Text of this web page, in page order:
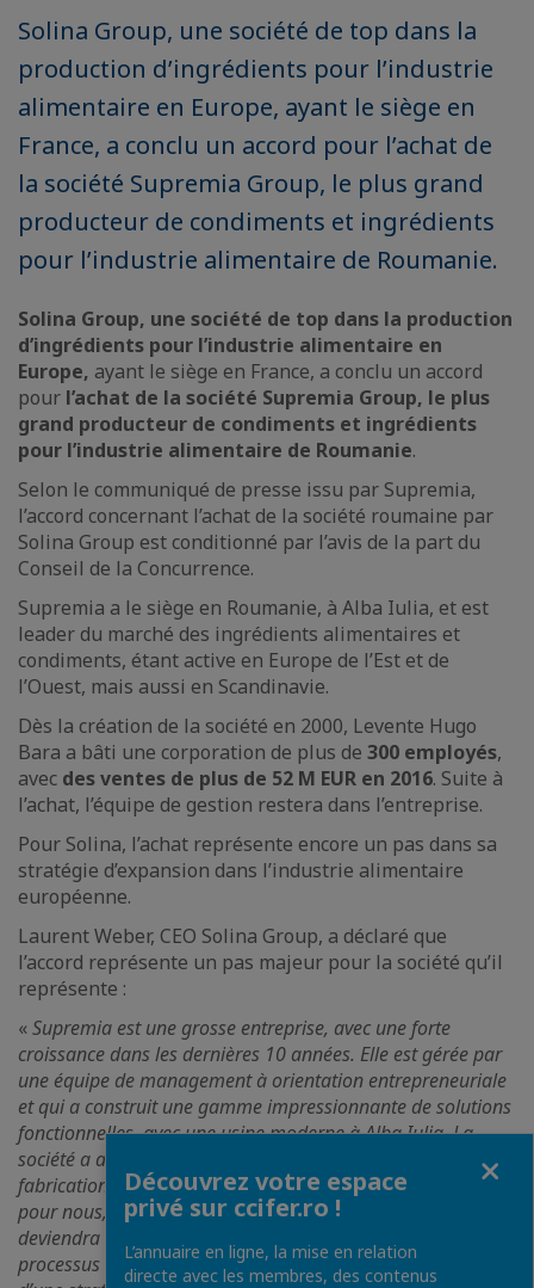
Solina Group, une société de top dans la
production d’ingrédients pour l’industrie
alimentaire en Europe, ayant le siège en
France, a conclu un accord pour l’achat de
la société Supremia Group, le plus grand
producteur de condiments et ingrédients
pour l’industrie alimentaire de Roumanie.
Solina Group, une société de top dans la production
d’ingrédients pour l’industrie alimentaire en
Europe, ayant le siège en France, a conclu un accord
pour l’achat de la société Supremia Group, le plus
grand producteur de condiments et ingrédients
pour l’industrie alimentaire de Roumanie.
Selon le communiqué de presse issu par Supremia,
l’accord concernant l’achat de la société roumaine par
Solina Group est conditionné par l’avis de la part du
Conseil de la Concurrence.
Supremia a le siège en Roumanie, à Alba Iulia, et est
leader du marché des ingrédients alimentaires et
condiments, étant active en Europe de l’Est et de
l’Ouest, mais aussi en Scandinavie.
Dès la création de la société en 2000, Levente Hugo
Bara a bâti une corporation de plus de 300 employés,
avec des ventes de plus de 52 M EUR en 2016. Suite à
l’achat, l’équipe de gestion restera dans l’entreprise.
Pour Solina, l’achat représente encore un pas dans sa
stratégie d’expansion dans l’industrie alimentaire
européenne.
Laurent Weber, CEO Solina Group, a déclaré que
l’accord représente un pas majeur pour la société qu’il
représente :
«Supremia est une grosse entreprise, avec une forte
croissance dans les dernières 10 années. Elle est gérée par
une équipe de management à orientation entrepreneuriale
et qui a construit une gamme impressionnante de solutions
fonctionnelles, avec une usine moderne à Alba Iulia. La
société a aussi développé une chaine stratégique d’achat et
fabrication de condiments. Cet accord est très important
pour nous, surtout dans l’Europe de l’Est et Supremia
deviendra notre centre régional. Nous avons entamé un
processus de développement en Europe, par l’intermède
Découvrez votre espace
privé sur ccifer.ro !
L’annuaire en ligne, la mise en relation
directe avec les membres, des contenus